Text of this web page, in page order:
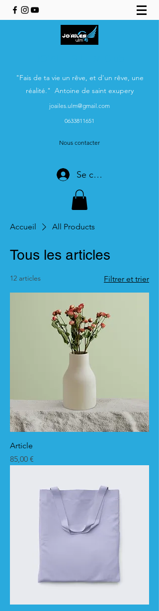
"Fais de ta vie un rêve, et d'un rêve, une
réalité." Antoine de saint exupery
joailes.ulm@gmail.com
0633811651
Nous contacter
Se connecter
Accueil All Products
Tous les articles
12 articles Filtrer et trier
Article
Prix
85,00 €